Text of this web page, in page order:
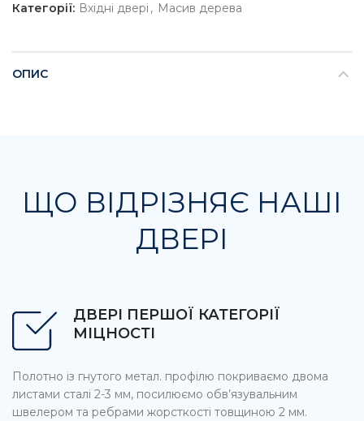
Категорії: Вхідні двері , Масив дерева
ОПИС
ЩО ВІДРІЗНЯЄ НАШІ
ДВЕРІ
ДВЕРІ ПЕРШОЇ КАТЕГОРІЇ
МІЦНОСТІ
Полотно із гнутого метал. профілю покриваємо двома
листами сталі 2-3 мм, посилюємо обв’язувальним
швелером та ребрами жорсткості товщиною 2 мм.